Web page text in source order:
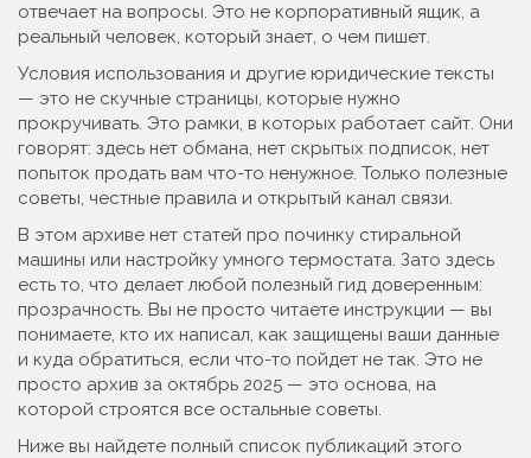
отвечает на вопросы. Это не корпоративный ящик, а
реальный человек, который знает, о чем пишет.
Условия использования и другие юридические тексты
— это не скучные страницы, которые нужно
прокручивать. Это рамки, в которых работает сайт. Они
говорят: здесь нет обмана, нет скрытых подписок, нет
попыток продать вам что-то ненужное. Только полезные
советы, честные правила и открытый канал связи.
В этом архиве нет статей про починку стиральной
машины или настройку умного термостата. Зато здесь
есть то, что делает любой полезный гид доверенным:
прозрачность. Вы не просто читаете инструкции — вы
понимаете, кто их написал, как защищены ваши данные
и куда обратиться, если что-то пойдет не так. Это не
просто архив за октябрь 2025 — это основа, на
которой строятся все остальные советы.
Ниже вы найдете полный список публикаций этого